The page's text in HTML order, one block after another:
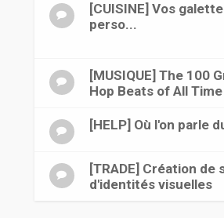
[CUISINE] Vos
perso...
[MUSIQUE] The 100
Hop Beats of All Time
[HELP] Où l'on parle
[TRADE] Création de
d'identités visuelles